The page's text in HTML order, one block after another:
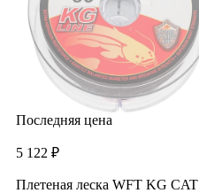
Последняя цена
5 122 ₽
Плетеная леска WFT KG CAT